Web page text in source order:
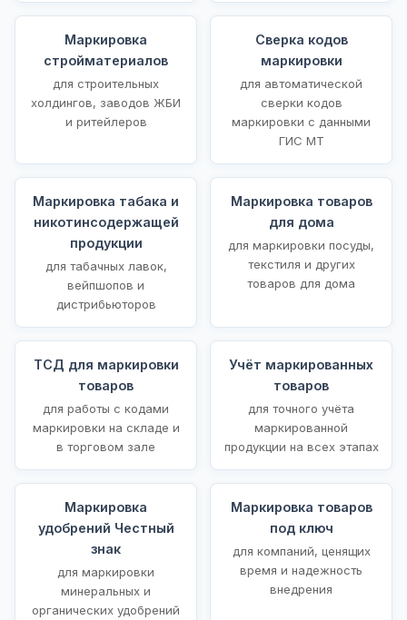
Маркировка
стройматериалов
для строительных
холдингов, заводов ЖБИ
и ритейлеров
Сверка кодов
маркировки
для автоматической
сверки кодов
маркировки с данными
ГИС МТ
Маркировка табака и
никотинсодержащей
продукции
для табачных лавок,
вейпшопов и
дистрибьюторов
Маркировка товаров
для дома
для маркировки посуды,
текстиля и других
товаров для дома
ТСД для маркировки
товаров
для работы с кодами
маркировки на складе и
в торговом зале
Учёт маркированных
товаров
для точного учёта
маркированной
продукции на всех этапах
Маркировка
удобрений Честный
знак
для маркировки
минеральных и
органических удобрений
Маркировка товаров
под ключ
для компаний, ценящих
время и надежность
внедрения